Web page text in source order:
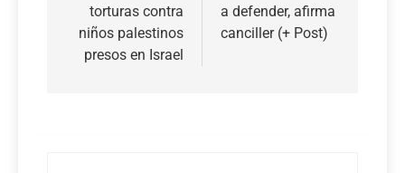
entradas
torturas contra
niños palestinos
presos en Israel
a defender, afirma
canciller (+ Post)